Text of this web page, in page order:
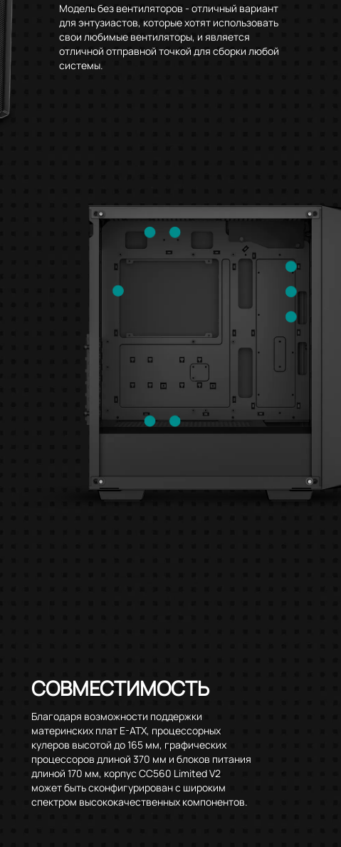
Модель без вентиляторов - отличный вариант
для энтузиастов, которые хотят использовать
свои любимые вентиляторы, и является
отличной отправной точкой для сборки любой
системы.
СОВМЕСТИМОСТЬ
Благодаря возможности поддержки
материнских плат E-ATX, процессорных
кулеров высотой до 165 мм, графических
процессоров длиной 370 мм и блоков питания
длиной 170 мм, корпус CC560 Limited V2
может быть сконфигурирован с широким
спектром высококачественных компонентов.